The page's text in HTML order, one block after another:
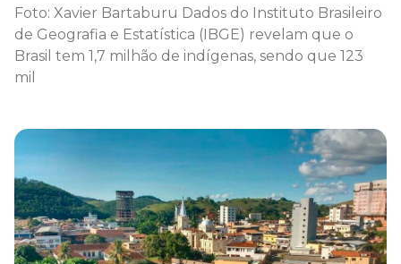
Foto: Xavier Bartaburu Dados do Instituto Brasileiro
de Geografia e Estatística (IBGE) revelam que o
Brasil tem 1,7 milhão de indígenas, sendo que 123
mil